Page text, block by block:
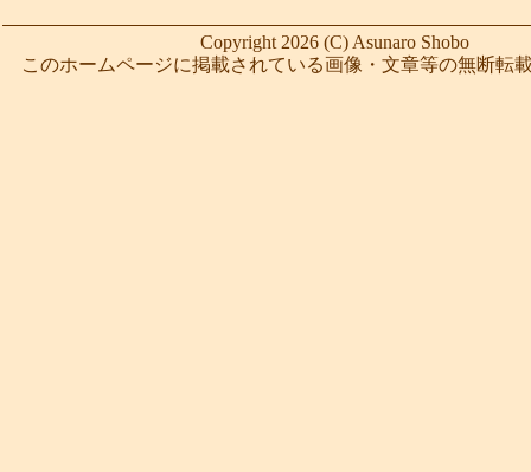
Copyright 2026 (C) Asunaro Shobo
このホームページに掲載されている画像・文章等の無断転